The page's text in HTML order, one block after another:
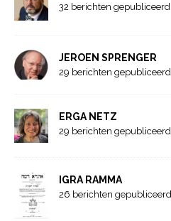
32 berichten gepubliceerd
JEROEN SPRENGER
29 berichten gepubliceerd
ERGA NETZ
29 berichten gepubliceerd
IGRA RAMMA
26 berichten gepubliceerd